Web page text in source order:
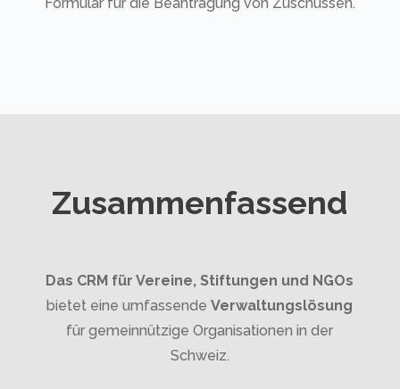
Zusammenfassend
Das CRM für Vereine, Stiftungen und NGOs
bietet eine umfassendeVerwaltungslösung
für gemeinnützige Organisationen in der
Schweiz.